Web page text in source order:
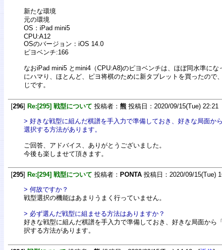
新たな環境
元の環境
OS：iPad mini5
CPU:A12
OSのバージョン：iOS 14.0
ピヨベンチ:166
なおiPad mini5 とmini4（CPU:A8)のピヨベンチは、ほぼ同水準にな
にハマり、ほとんど、ピヨ将棋のために新タブレットを買ったので
じです。
[296] Re:[295] 戦型について 投稿者： 熊 投稿日：2020/09/15(Tue)
> 好きな戦型に組んだ棋譜を手入力で準備しておき、好きな局面か
選択する方法があります。
ご回答、アドバイス、ありがとうございました。
今後も楽しませて頂きます。
[295] Re:[294] 戦型について 投稿者： PONTA 投稿日：2020/09/15(Tue)
> 何故ですか？
戦型選択の機能はあまりうまく行っていません。
> 必ず選んだ戦型に組ませる方法はありますか？
好きな戦型に組んだ棋譜を手入力で準備しておき、好きな局面から
択する方法があります。